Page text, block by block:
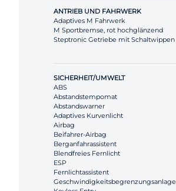
ANTRIEB UND FAHRWERK
Adaptives M Fahrwerk
M Sportbremse, rot hochglänzend
Steptronic Getriebe mit Schaltwippen
SICHERHEIT/UMWELT
ABS
Abstandstempomat
Abstandswarner
Adaptives Kurvenlicht
Airbag
Beifahrer-Airbag
Berganfahrassistent
Blendfreies Fernlicht
ESP
Fernlichtassistent
Geschwindigkeitsbegrenzungsanlage